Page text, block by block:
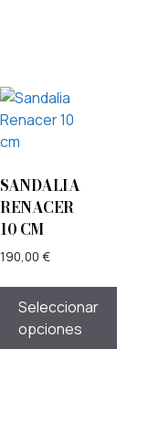
SANDALIA
RENACER
10 CM
190,00 €
Seleccionar
opciones